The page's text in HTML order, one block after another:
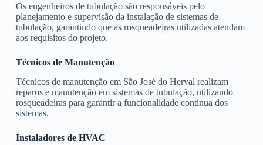
Os engenheiros de tubulação são responsáveis pelo
planejamento e supervisão da instalação de sistemas de
tubulação, garantindo que as rosqueadeiras utilizadas atendam
aos requisitos do projeto.
Técnicos de Manutenção
Técnicos de manutenção em São José do Herval realizam
reparos e manutenção em sistemas de tubulação, utilizando
rosqueadeiras para garantir a funcionalidade contínua dos
sistemas.
Instaladores de HVAC